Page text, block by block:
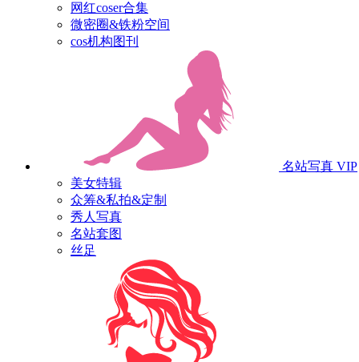
网红coser合集
微密圈&铁粉空间
cos机构图刊
名站写真 VIP
美女特辑
众筹&私拍&定制
秀人写真
名站套图
丝足